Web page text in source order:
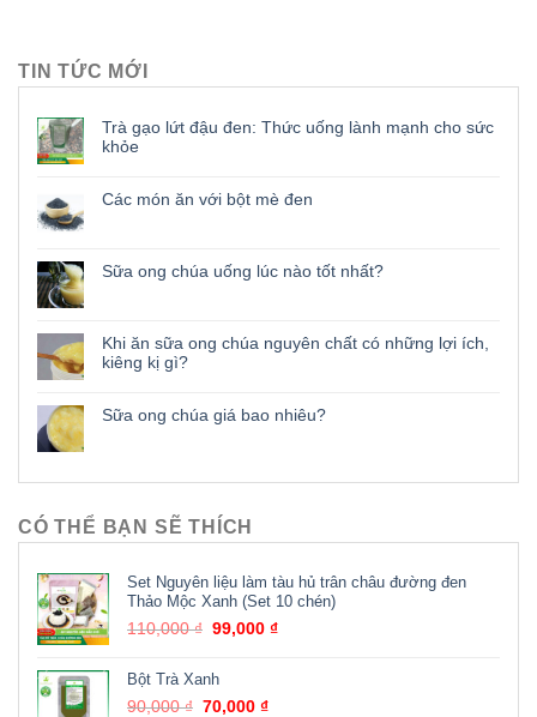
TIN TỨC MỚI
Trà gạo lứt đậu đen: Thức uống lành mạnh cho sức
khỏe
Các món ăn với bột mè đen
Sữa ong chúa uống lúc nào tốt nhất?
Khi ăn sữa ong chúa nguyên chất có những lợi ích,
kiêng kị gì?
Sữa ong chúa giá bao nhiêu?
CÓ THỂ BẠN SẼ THÍCH
Set Nguyên liệu làm tàu hủ trân châu đường đen
Thảo Mộc Xanh (Set 10 chén)
110,000₫ 99,000₫
Bột Trà Xanh
90,000₫ 70,000₫